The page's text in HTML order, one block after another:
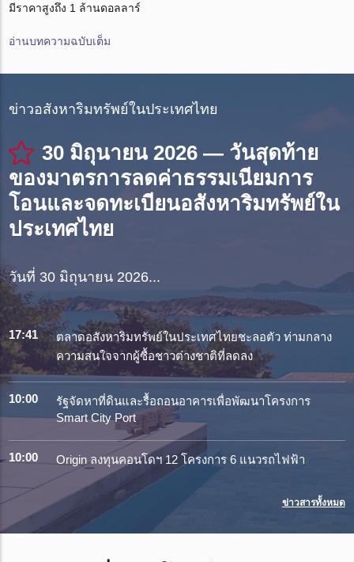
มีราคาสูงถึง 1 ล้านดอลลาร์
อ่านบทความฉบับเต็ม
ข่าวอสังหาริมทรัพย์ในประเทศไทย
30 มิถุนายน 2026 — วันสุดท้าย
ของมาตรการลดค่าธรรมเนียมการ
โอนและจดทะเบียนอสังหาริมทรัพย์ใน
ประเทศไทย
วันที่ 30 มิถุนายน 2026...
17:41
ตลาดอสังหาริมทรัพย์ในประเทศไทยชะลอตัว ท่ามกลาง
ความสนใจจากผู้ซื้อชาวต่างชาติที่ลดลง
10:00
รัฐจัดหาที่ดินและรื้อถอนอาคารเพื่อพัฒนาโครงการ
Smart City Port
10:00 Origin ลงทุนคอนโดฯ 12 โครงการ 6 แนวรถไฟฟ้า
ข่าวสารทั้งหมด